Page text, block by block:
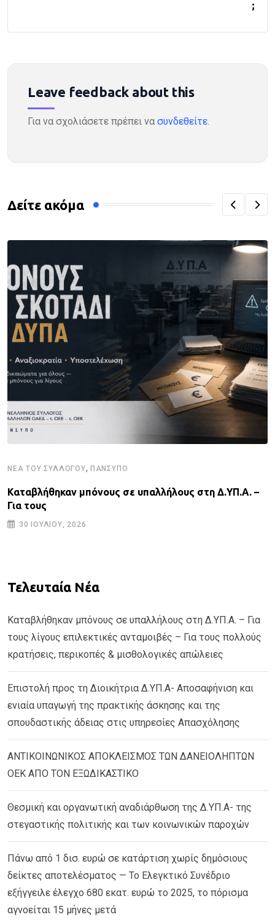
;
Leave feedback about this
Για να σχολιάσετε πρέπει να συνδεθείτε.
Δείτε ακόμα
ΝΈΑ ΤΟΥ ΣΥΛΛΌΓΟΥ, ΠΑΝΣΥΠΟ
Καταβλήθηκαν μπόνους σε υπαλλήλους στη Δ.ΥΠ.Α. –
Για τους
30 ΙΟΥΛΊΟΥ, 2026
Τελευταία Νέα
Καταβλήθηκαν μπόνους σε υπαλλήλους στη Δ.ΥΠ.Α. – Για
τους λίγους επιλεκτικές ανταμοιβές – Για τους πολλούς
κρατήσεις, περικοπές & μισθολογικές απώλειες
Επιστολή προς τη Διοικήτρια Δ.ΥΠ.Α- Αποσαφήνιση και
ενιαία υπαγωγή της πρακτικής άσκησης και της
σπουδαστικής άδειας στις υπηρεσίες Απασχόλησης
ΑΝΤΙΚΟΙΝΩΝΙΚΟΣ ΑΠΟΚΛΕΙΣΜΟΣ ΤΩΝ ΔΑΝΕΙΟΛΗΠΤΩΝ
ΟΕΚ ΑΠΟ ΤΟΝ ΕΞΩΔΙΚΑΣΤΙΚΟ
Θεσμική και οργανωτική αναδιάρθωση της Δ.ΥΠ.Α- της
στεγαστικής πολιτικής και των κοινωνικών παροχών
Πάνω από 1 δισ. ευρώ σε κατάρτιση χωρίς δημόσιους
δείκτες αποτελέσματος — Το Ελεγκτικό Συνέδριο
εξήγγειλε έλεγχο 680 εκατ. ευρώ το 2025, το πόρισμα
αγνοείται 15 μήνες μετά